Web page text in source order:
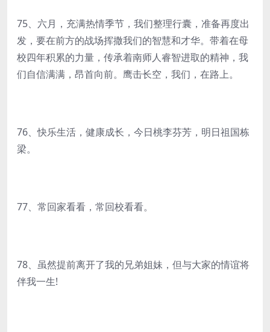
75、六月，充满热情季节，我们整理行囊，准备再度出
发，要在前方的战场挥撒我们的智慧和才华。带着在母
校四年积累的力量，传承着南师人睿智进取的精神，我
们自信满满，昂首向前。鹰击长空，我们，在路上。
76、快乐生活，健康成长，今日桃李芬芳，明日祖国栋
梁。
77、常回家看看，常回校看看。
78、虽然提前离开了我的兄弟姐妹，但与大家的情谊将
伴我一生!